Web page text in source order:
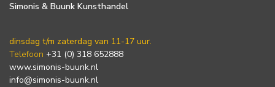
Simonis & Buunk Kunsthandel
dinsdag t/m zaterdag van 11-17 uur.
Telefoon +31 (0) 318 652888
www.simonis-buunk.nl
info@simonis-buunk.nl